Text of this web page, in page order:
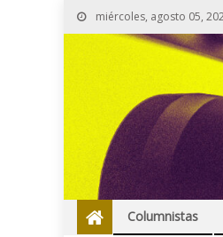
miércoles, agosto 05,
Columnistas